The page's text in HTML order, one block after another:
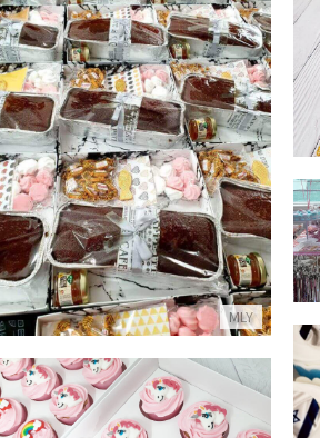
MLY
מארזי מתנה לראש השנה
פרטים נוספים